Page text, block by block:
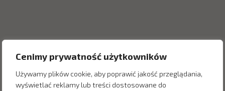
Cenimy prywatność użytkowników
Używamy plików cookie, aby poprawić jakość przeglądania,
wyświetlać reklamy lub treści dostosowane do